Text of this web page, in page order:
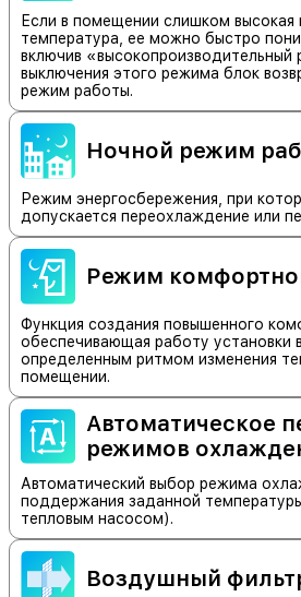
Если в помещении слишком высокая
температура, ее можно быстро
включив
выключения этого режима блок
режим работы.
Ночной режим
Режим энергосбережения, при
допускается переохлаждение или
Режим
Функция создания повышенного
обеспечивающая работу установки
определенным ритмом изменения
помещении.
Автоматическое
режимов
Автоматический выбор режима
поддержания заданной
тепловым насосом).
Воздушный